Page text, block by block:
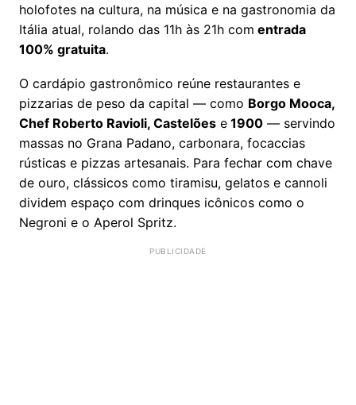
holofotes na cultura, na música e na gastronomia da
Itália atual, rolando das 11h às 21h com entrada
100% gratuita.
O cardápio gastronômico reúne restaurantes e
pizzarias de peso da capital — como Borgo Mooca,
Chef Roberto Ravioli, Castelões e 1900 — servindo
massas no Grana Padano, carbonara, focaccias
rústicas e pizzas artesanais. Para fechar com chave
de ouro, clássicos como tiramisu, gelatos e cannoli
dividem espaço com drinques icônicos como o
Negroni e o Aperol Spritz.